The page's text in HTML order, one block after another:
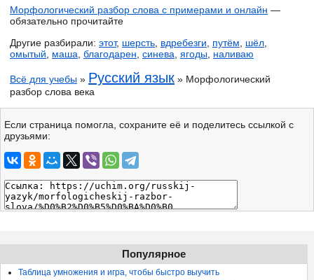
Морфологический разбор слова с примерами и онлайн —
обязательно прочитайте
Другие разбирали: этот, шерсть вдребезги путём шёл
омытый
маша благодарен синева ягоды наливаю
Всё для учебы » Русский язык » Морфологический
разбор слова века
Если страница помогла, сохраните её и поделитесь ссылкой с
друзьями:
Популярное
Таблица умножения и игра, чтобы быстро выучить